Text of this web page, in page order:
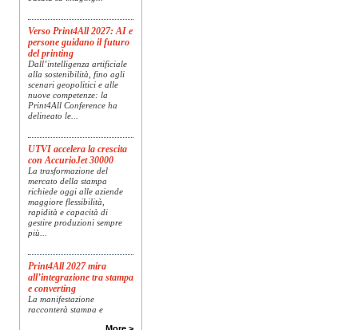
Verso Print4All 2027: AI e
persone guidano il futuro
del printing
Dall’intelligenza artificiale
alla sostenibilità, fino agli
scenari geopolitici e alle
nuove competenze: la
Print4All Conference ha
delineato le...
UTVI accelera la crescita
con AccurioJet 30000
La trasformazione del
mercato della stampa
richiede oggi alle aziende
maggiore flessibilità,
rapidità e capacità di
gestire produzioni sempre
più...
Print4All 2027 mira
all’integrazione tra stampa
e converting
La manifestazione
racconterà stampa e
package printing alleMore >